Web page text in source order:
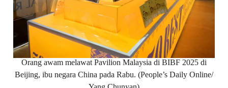
Orang awam melawat Pavilion Malaysia di BIBF 2025 di
Beijing, ibu negara China pada Rabu. (People’s Daily Online/